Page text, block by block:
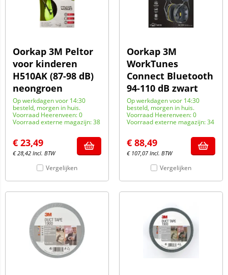
Oorkap 3M Peltor
voor kinderen
H510AK (87-98 dB)
neongroen
Op werkdagen voor 14:30
besteld, morgen in huis.
Voorraad Heerenveen: 0
Voorraad externe magazijn: 38
€ 23,49
€28,42 Incl. BTW
Vergelijken
Oorkap 3M
WorkTunes
Connect Bluetooth
94-110 dB zwart
Op werkdagen voor 14:30
besteld, morgen in huis.
Voorraad Heerenveen: 0
Voorraad externe magazijn: 34
€ 88,49
€ 107,07 Incl. BTW
Vergelijken